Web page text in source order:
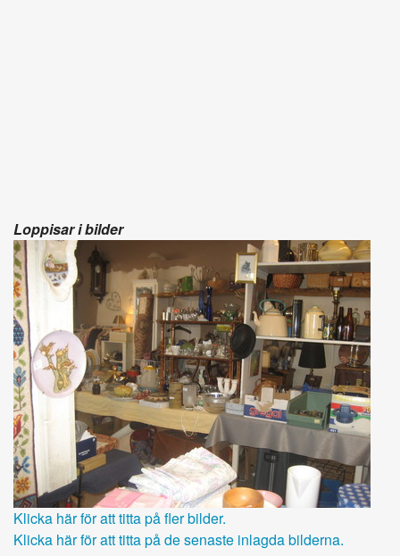
Loppisar i bilder
Klicka här för att titta på fler bilder.
Klicka här för att titta på de senaste inlagda bilderna.